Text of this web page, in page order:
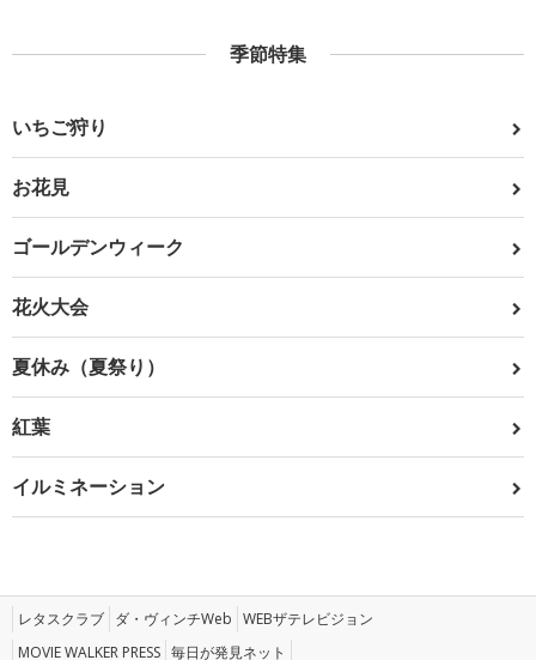
季節特集
いちご狩り
お花見
ゴールデンウィーク
花火大会
夏休み（夏祭り）
紅葉
イルミネーション
レタスクラブ ダ・ヴィンチWeb WEBザテレビジョン
MOVIE WALKER PRESS 毎日が発見ネット